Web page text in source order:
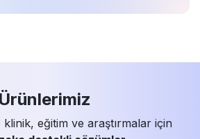
Ürünlerimiz
klinik, eğitim ve araştırmalar için